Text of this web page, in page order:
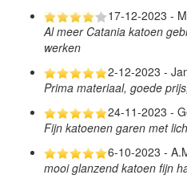
17-12-2023 -
Al meer Catania katoen
werken
2-12-2023 -
Prima materiaal, goede
24-11-2023 -
Fijn katoenen garen met
6-10-2023 -
mooi glanzend katoen fijn